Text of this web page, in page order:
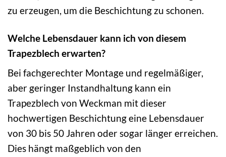
zu erzeugen, um die Beschichtung zu schonen.
Welche Lebensdauer kann ich von diesem
Trapezblech erwarten?
Bei fachgerechter Montage und regelmäßiger,
aber geringer Instandhaltung kann ein
Trapezblech von Weckman mit dieser
hochwertigen Beschichtung eine Lebensdauer
von 30 bis 50 Jahren oder sogar länger erreichen.
Dies hängt maßgeblich von den